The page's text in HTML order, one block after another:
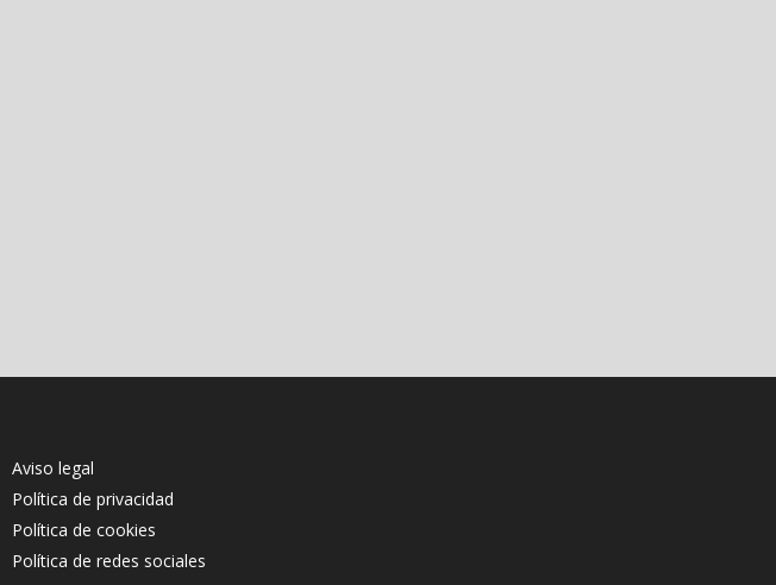
Aviso legal
Política de privacidad
Política de cookies
Política de redes sociales